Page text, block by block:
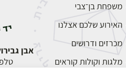
משפחת בן־צבי
האירוע שלכם אצלנו
מכרזים ודרושים
מלגות וקולות קוראים
אבן גבירול 14, רחביה,